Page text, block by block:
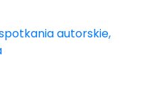
autorskie,